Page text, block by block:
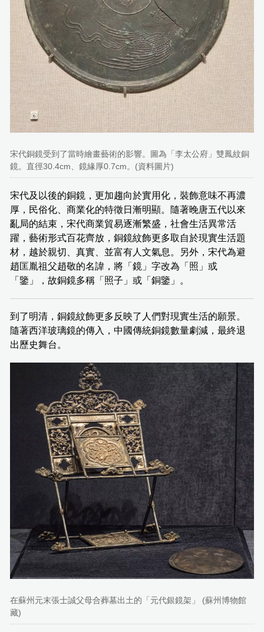
宋代銅鏡受到了當時繪畫藝術的影響。圖為「李太公府」雙鳳紋銅
鏡。直徑30.4cm、鏡緣厚0.7cm。(資料圖片)
宋代及以後的銅鏡，更加趨向於實用化，裝飾意味不再濃
厚，民俗化、商業化的特徵日漸明顯。隨著晚唐五代以來
亂局的結束，宋代商業貿易逐漸繁盛，社會生活異常活
躍，藝術形式百花齊放，銅鏡紋飾更多取自於現實生活題
材，越於親切、真實、並富有人文氣息。另外，宋代為避
趙匡胤祖父趙敬的名諱，將「鏡」字改為「照」或
「鑒」，故銅鏡多稱「照子」或「銅鑒」。
到了明清，銅鏡紋飾更多反映了人們對現實生活的願景。
隨著西洋玻璃鏡的傳入，中國傳統銅鏡數量劇減，最終退
出歷史舞台。
在蘇州元末張士誠父母合葬墓出土的「元代銀鏡架」 (蘇州博物館
藏)